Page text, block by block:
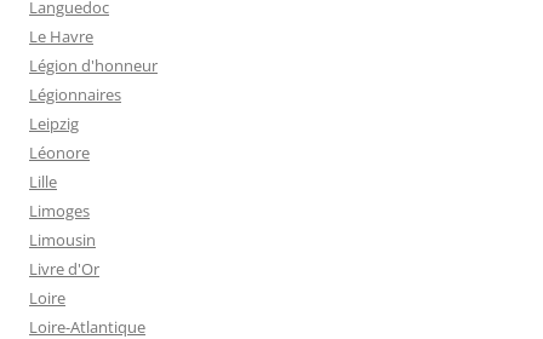
Languedoc
Le Havre
Légion d'honneur
Légionnaires
Leipzig
Léonore
Lille
Limoges
Limousin
Livre d'Or
Loire
Loire-Atlantique